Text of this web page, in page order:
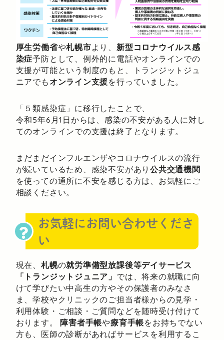
厚生労働省や札幌市より、新型コロナウイルス感
染症予防として、例外的に電話やオンラインでの
支援が可能という制度のもと、トランジットジュ
ニアでも オンライン支援を行っていました。
「５類感染症」に移行したことで、
令和5年6月1日からは、感染の不安がある人に対し
てのオンラインでの支援は終了となります。
まだまだインフルエンザやコロナウイルスの流行
が続いているため、感染不安があり公共交通機関
を使っての通所に不安を感じる方は、お気軽にご
相談ください。
お気軽にお問い合わせくださ
い
現在、 札幌の就労準備型放課後等デイサービス
「トランジットジュニア」 では、将来の就職に向
けて学びたい中高生の方やその保護者のみなさ
ま、学校やクリニックのご担当者様からの見学・
利用体験・ご相談・ご質問などを随時受け付けて
おります。 障害者手帳や療育手帳をお持ちでない
方も、医師の診断があればサービスを利用するこ